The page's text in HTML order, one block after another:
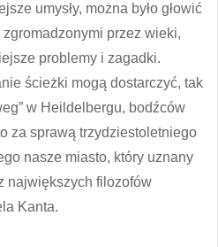
umysły, można było głowić
przez wieki,
problemy i zagadki.
ścieżki mogą dostarczyć, tak
w Heildelbergu, bodźców
za sprawą trzydziestoletniego
nasze miasto, który uznany
największych filozofów
Kanta.